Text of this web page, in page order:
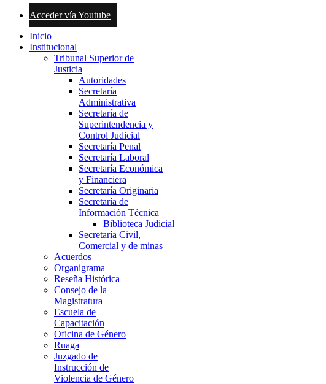
Acceder vía Youtube
Inicio
Institucional
Tribunal Superior de
Justicia
Autoridades
Secretaría
Administrativa
Secretaría de
Superintendencia y
Control Judicial
Secretaría Penal
Secretaría Laboral
Secretaría Económica
y Financiera
Secretaría Originaria
Secretaría de
Información Técnica
Biblioteca Judicial
Secretaría Civil,
Comercial y de minas
Acuerdos
Organigrama
Reseña Histórica
Consejo de la
Magistratura
Escuela de
Capacitación
Oficina de Género
Ruaga
Juzgado de
Instrucción de
Violencia de Género